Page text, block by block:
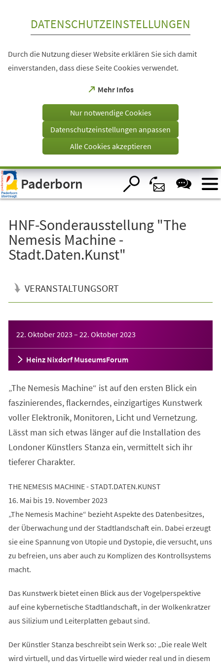
Visuelle
Assistenzsoftware
öffnen.
DATENSCHUTZEINSTELLUNGEN
Durch die Nutzung dieser Website erklären Sie sich damit
einverstanden, dass diese Seite Cookies verwendet.
Mehr Infos
(Öffnet
einem
Tab)
Nur notwendige Cookies
Datenschutzeinstellungen anpassen
Alle Cookies akzeptieren
Paderborn
HNF-Sonderausstellung "The
Nemesis Machine -
Stadt.Daten.Kunst"
VERANSTALTUNGSORT
22. Oktober 2023 – 22. Oktober 2023
Heinz Nixdorf MuseumsForum
„The Nemesis Machine“ ist auf den ersten Blick ein
faszinierendes, flackerndes, einzigartiges Kunstwerk
voller Elektronik, Monitoren, Licht und Vernetzung.
Lässt man sich etwas länger auf die Installation des
Londoner Künstlers Stanza ein, vermittelt sich ihr
tieferer Charakter.
THE NEMESIS MACHINE - STADT.DATEN.KUNST
16. Mai bis 19. November 2023
„The Nemesis Machine“ bezieht Aspekte des Datenbesitzes,
der Überwachung und der Stadtlandschaft ein. Dabei erzeugt
sie eine Spannung von Utopie und Dystopie, die versucht, uns
zu befreien, uns aber auch zu Komplizen des Kontrollsystems
macht.
Das Kunstwerk bietet einen Blick aus der Vogelperspektive
auf eine kybernetische Stadtlandschaft, in der Wolkenkratzer
aus Silizium und Leiterplatten gebaut sind.
Der Künstler Stanza beschreibt sein Werk so: „Die reale Welt
wird virtuell, und das Virtuelle wird wieder real und in diesem